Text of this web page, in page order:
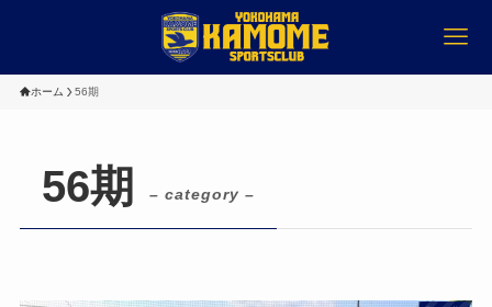
ホーム 56期
56期 – category –